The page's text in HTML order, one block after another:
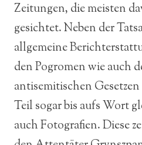
Zeitungen, die meisten
gesichtet. Neben der
allgemeine
den Pogromen wie auch
antisemitischen
Teil sogar bis aufs Wort
auch Fotografien. Diese